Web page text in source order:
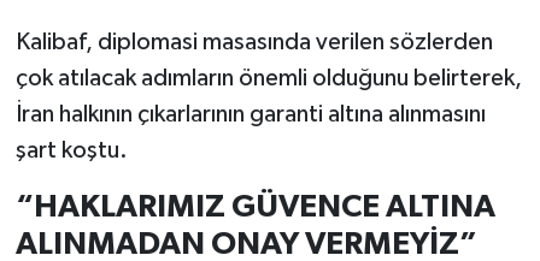
Kalibaf, diplomasi masasında verilen sözlerden
çok atılacak adımların önemli olduğunu belirterek,
İran halkının çıkarlarının garanti altına alınmasını
şart koştu.
“HAKLARIMIZ GÜVENCE ALTINA
ALINMADAN ONAY VERMEYİZ”